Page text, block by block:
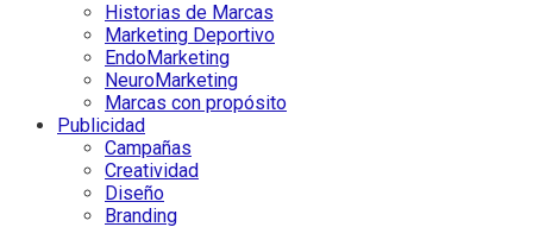
Historias de Marcas
Marketing Deportivo
EndoMarketing
NeuroMarketing
Marcas con propósito
Publicidad
Campañas
Creatividad
Diseño
Branding